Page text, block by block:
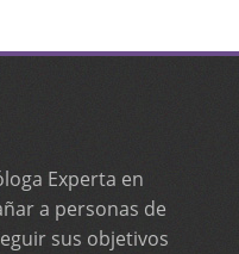
Experta en
a personas de
sus objetivos